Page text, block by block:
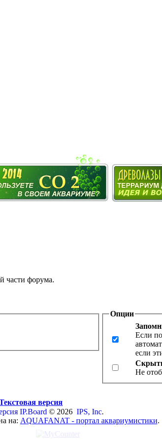
части форума.
Опции
Если
если
Не
версия
IP.Board © 2026 IPS, Inc.
на: AQUAFANAT - портал аквариумистики.